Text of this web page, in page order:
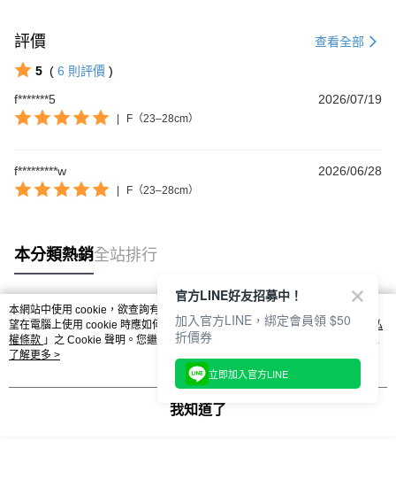
評價 查看全部
5 ( 6 則評價 )
f*******5
2026/07/19
F（23–28cm）
f*********w 2026/06/28
F（23–28cm）
本分類熱銷全站排行
熱門標籤
本網站中使用 cookie，欲查詢有關本網站使用 cookie 方式之詳情，及若您不希
望在電腦上使用 cookie 時應如何變更電腦的 cookie 設定，請參閱本網站「
隱私
權條款 」之 Cookie 聲明。您繼續使用本網站即表示您同意本公司得按本網站使
用條款之 Cookie 聲明使用 cookie。
了解更多 >
我知道了
【新好友再領好禮】
https://www.footer.com.tw/page/
官方LINE好友招募中！
加入官方LINE，綁定會員領 $50
折價券
立即加入官方LINE